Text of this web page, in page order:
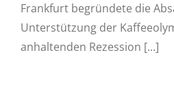
Frankfurt begründete die
Unterstützung der
anhaltenden Rezession [...]